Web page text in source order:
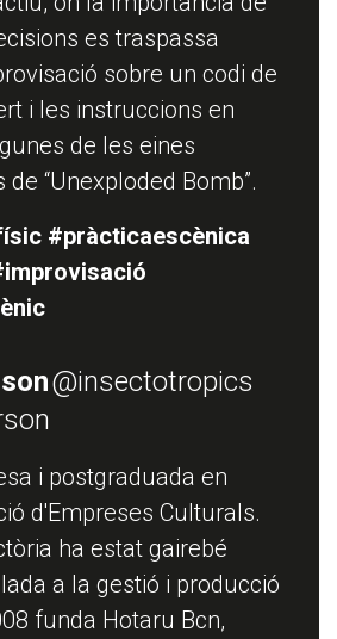
es traspassa
sobre un codi de
i les instruccions en
de les eines
“Unexploded Bomb”.
#pràcticaescènica
@insectotropics
i postgraduada en
d'Empreses Culturals.
ha estat gairebé
a la gestió i producció
funda Hotaru Bcn,